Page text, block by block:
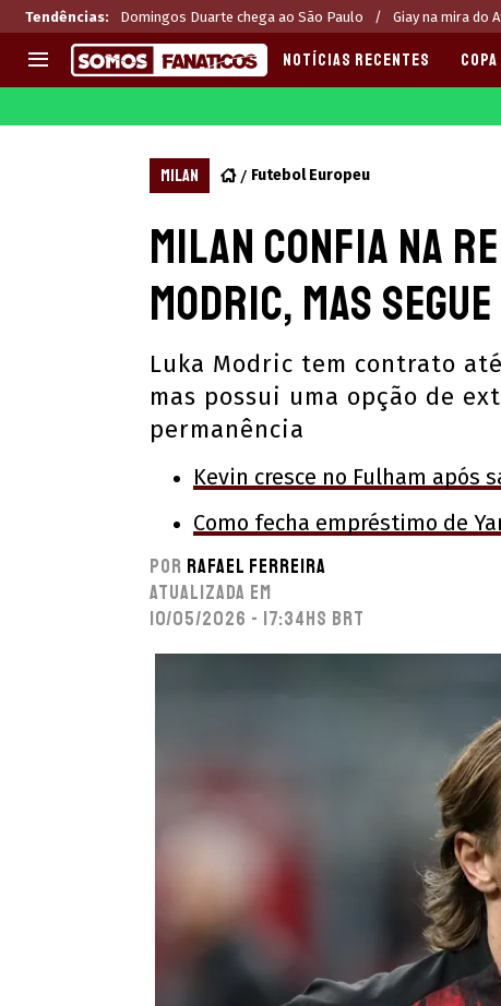
Tendências: Domingos Duarte chega ao São Paulo Giay na mira do
CHAMPIONS LEAGUE
PREMIER LEAGUE
LIGA PORTUGUESA
EUROPA LEAGUE
Melhores sites de apostas 2025
CASAS DE APOSTAS
CÓDIGOS e OFERTAS
APPS
RANKINGS
NOTÍCIAS RECENTES
MILAN Futebol Europeu
Milan confia na
Modric, mas
Luka Modric tem contrato
mas possui uma opção de
permanência
Kevin cresce no Fulham após
Como fecha empréstimo de
Por Rafael Ferreira
Atualizada em
10/05/2026 - 17:34hs BRT